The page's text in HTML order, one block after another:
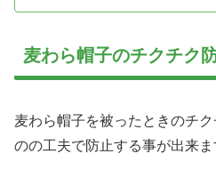
麦わら帽子のチクチク
麦わら帽子を被ったときのチ
のの工夫で防止する事が出来ま